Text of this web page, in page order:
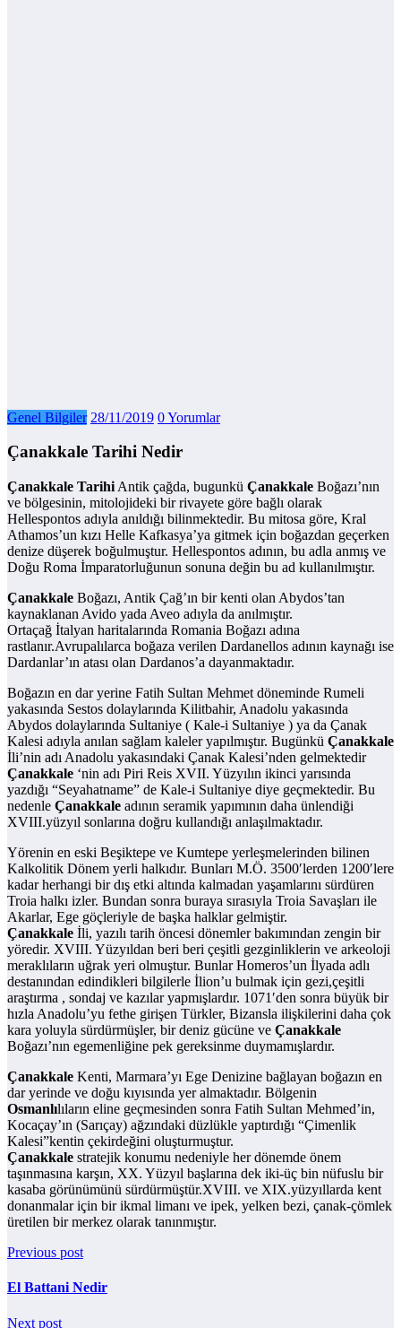
Genel Bilgiler 28/11/2019 0 Yorumlar
Çanakkale Tarihi Nedir
Çanakkale Tarihi Antik çağda, bugunkü Çanakkale Boğazı’nın
ve bölgesinin, mitolojideki bir rivayete göre bağlı olarak
Hellespontos adıyla anıldığı bilinmektedir. Bu mitosa göre, Kral
Athamos’un kızı Helle Kafkasya’ya gitmek için boğazdan geçerken
denize düşerek boğulmuştur. Hellespontos adının, bu adla anmış ve
Doğu Roma İmparatorluğunun sonuna değin bu ad kullanılmıştır.
Çanakkale Boğazı, Antik Çağ’ın bir kenti olan Abydos’tan
kaynaklanan Avido yada Aveo adıyla da anılmıştır.
Ortaçağ İtalyan haritalarında Romania Boğazı adına
rastlanır.Avrupalılarca boğaza verilen Dardanellos adının kaynağı ise
Dardanlar’ın atası olan Dardanos’a dayanmaktadır.
Boğazın en dar yerine Fatih Sultan Mehmet döneminde Rumeli
yakasında Sestos dolaylarında Kilitbahir, Anadolu yakasında
Abydos dolaylarında Sultaniye ( Kale-i Sultaniye ) ya da Çanak
Kalesi adıyla anılan sağlam kaleler yapılmıştır. Bugünkü Çanakkale
İli’nin adı Anadolu yakasındaki Çanak Kalesi’nden gelmektedir
Çanakkale ‘nin adı Piri Reis XVII. Yüzyılın ikinci yarısında
yazdığı “Seyahatname” de Kale-i Sultaniye diye geçmektedir. Bu
nedenle Çanakkale adının seramik yapımının daha ünlendiği
XVIII.yüzyıl sonlarına doğru kullandığı anlaşılmaktadır.
Yörenin en eski Beşiktepe ve Kumtepe yerleşmelerinden bilinen
Kalkolitik Dönem yerli halkıdır. Bunları M.Ö. 3500′lerden 1200′lere
kadar herhangi bir dış etki altında kalmadan yaşamlarını sürdüren
Troia halkı izler. Bundan sonra buraya sırasıyla Troia Savaşları ile
Akarlar, Ege göçleriyle de başka halklar gelmiştir.
Çanakkale İli, yazılı tarih öncesi dönemler bakımından zengin bir
yöredir. XVIII. Yüzyıldan beri beri çeşitli gezginliklerin ve arkeoloji
meraklıların uğrak yeri olmuştur. Bunlar Homeros’un İlyada adlı
destanından edindikleri bilgilerle İlion’u bulmak için gezi,çeşitli
araştırma , sondaj ve kazılar yapmışlardır. 1071′den sonra büyük bir
hızla Anadolu’yu fethe girişen Türkler, Bizansla ilişkilerini daha çok
kara yoluyla sürdürmüşler, bir deniz gücüne ve Çanakkale
Boğazı’nın egemenliğine pek gereksinme duymamışlardır.
Çanakkale Kenti, Marmara’yı Ege Denizine bağlayan boğazın en
dar yerinde ve doğu kıyısında yer almaktadır. Bölgenin
Osmanlılıların eline geçmesinden sonra Fatih Sultan Mehmed’in,
Kocaçay’ın (Sarıçay) ağzındaki düzlükle yaptırdığı “Çimenlik
Kalesi”kentin çekirdeğini oluşturmuştur.
Çanakkale stratejik konumu nedeniyle her dönemde önem
taşınmasına karşın, XX. Yüzyıl başlarına dek iki-üç bin nüfuslu bir
kasaba görünümünü sürdürmüştür.XVIII. ve XIX.yüzyıllarda kent
donanmalar için bir ikmal limanı ve ipek, yelken bezi, çanak-çömlek
üretilen bir merkez olarak tanınmıştır.
Previous post
El Battani Nedir
Next post